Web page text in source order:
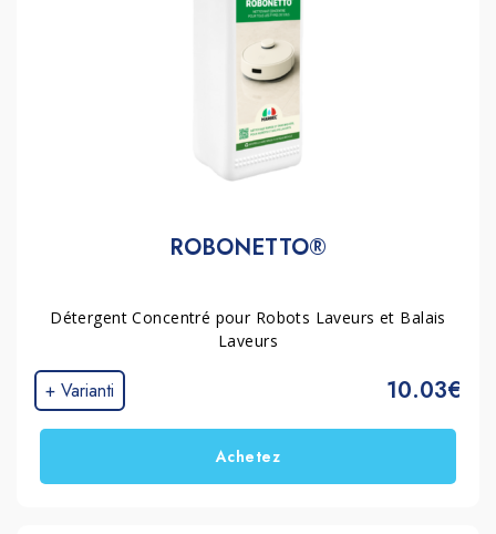
ROBONETTO®
Détergent Concentré pour Robots Laveurs et Balais
Laveurs
+ Varianti 10.03€
Achetez